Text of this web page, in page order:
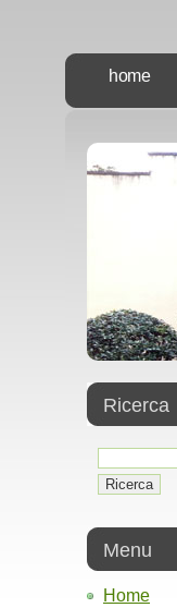
home
Ricerca
Menu
Home